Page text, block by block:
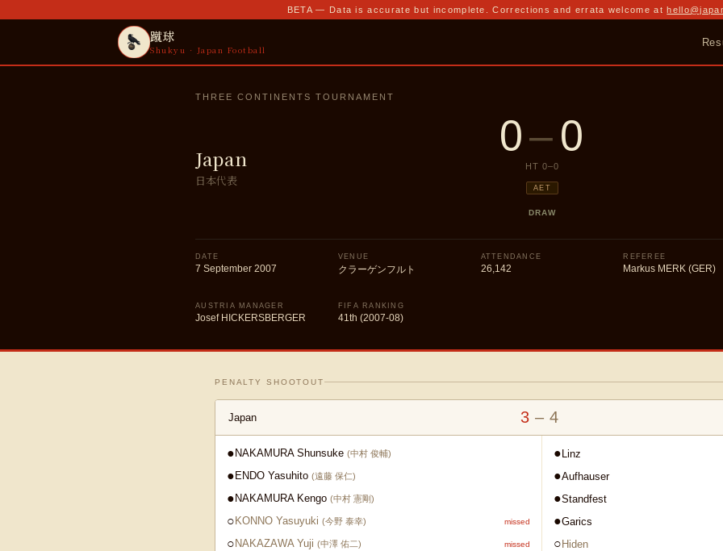
BETA — Data is accurate but incomplete. Corrections and errata welcome at
蹴球
Shukyu · Japan Football
THREE CONTINENTS TOURNAMENT
Japan
日本代表
0–0
HT 0–0
AET
DRAW
DATE
7 September 2007
VENUE
クラーゲンフルト
ATTENDANCE
26,142
REFEREE
Markus MERK (GER)
AUSTRIA MANAGER
Josef HICKERSBERGER
FIFA RANKING
41th (2007-08)
PENALTY SHOOTOUT
Japan 3 – 4
● NAKAMURA Shunsuke (中村 俊輔)
● ENDO Yasuhito (遠藤 保仁)
● NAKAMURA Kengo (中村 憲剛)
○ KONNO Yasuyuki (今野 泰幸) missed
○ NAKAZAWA Yuji (中澤 佑二) missed
●Linz
●Aufhauser
●Standfest
●Garics
○Hiden